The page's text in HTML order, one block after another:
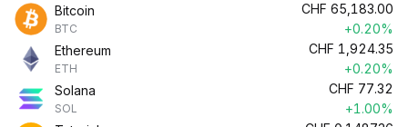
Bitcoin
BTC
CHF 65,183.00
+0.20%
Ethereum
ETH
CHF 1,924.35
+0.20%
Solana
SOL
CHF 77.32
+1.00%